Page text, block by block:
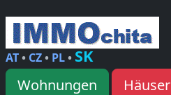
AT• CZ• PL• SK
Wohnungen Häuser